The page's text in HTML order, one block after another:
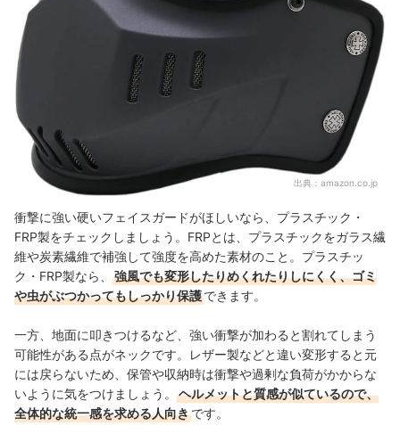
出典： amazon.co.jp
衝撃に強い硬いフェイスガードがほしいなら、プラスチック・
FRP製をチェックしましょう。FRPとは、プラスチックをガラス繊
維や炭素繊維で補強して強度を高めた素材のこと。プラスチッ
ク・FRP製なら、
強風でも変形したりめくれたりしにくく、ゴミ
や虫がぶつかってもしっかり保護できます。
一方、地面に叩きつけるなど、強い衝撃が加わると割れてしまう
可能性がある点がネックです。レザー製などと違い変形すると元
には戻らないため、保管や収納時は衝撃や過剰な負荷がかからな
いように気をつけましょう。
ヘルメットと質感が似ているので、
全体的な統一感を求める人向きです。